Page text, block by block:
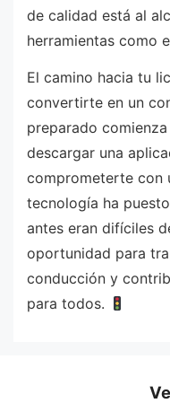
de calidad está al
herramientas como
El camino hacia tu
convertirte en un
preparado
descargar una
comprometerte con
tecnología ha
antes eran difíciles
oportunidad para
conducción y
para todos.